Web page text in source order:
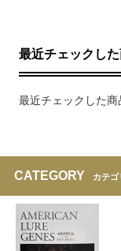
最近チェックし
最近チェックした商
CATEGORY カテゴ